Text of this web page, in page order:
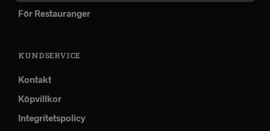
För Restauranger
KUNDSERVICE
Kontakt
Köpvillkor
Integritetspolicy